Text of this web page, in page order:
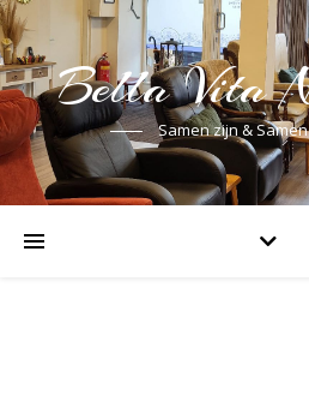
Bella Vita
Samen zijn &